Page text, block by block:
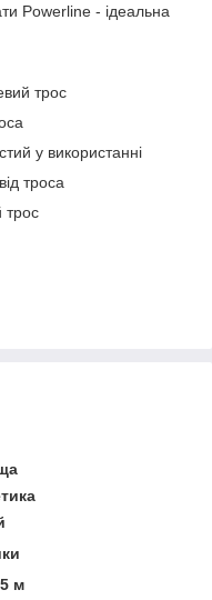
Powerline - ідеальна
трос
у використанні
троса
трос
м